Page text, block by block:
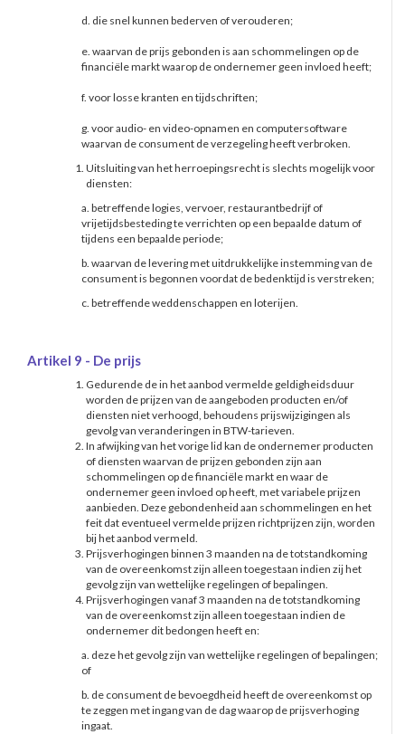
d. die snel kunnen bederven of verouderen;
e. waarvan de prijs gebonden is aan schommelingen op de
financiële markt waarop de ondernemer geen invloed heeft;
f. voor losse kranten en tijdschriften;
g. voor audio- en video-opnamen en computersoftware
waarvan de consument de verzegeling heeft verbroken.
Uitsluiting van het herroepingsrecht is slechts mogelijk voor
diensten:
a. betreffende logies, vervoer, restaurantbedrijf of
vrijetijdsbesteding te verrichten op een bepaalde datum of
tijdens een bepaalde periode;
b. waarvan de levering met uitdrukkelijke instemming van de
consument is begonnen voordat de bedenktijd is verstreken;
c. betreffende weddenschappen en loterijen.
Artikel 9 - De prijs
Gedurende de in het aanbod vermelde geldigheidsduur
worden de prijzen van de aangeboden producten en/of
diensten niet verhoogd, behoudens prijswijzigingen als
gevolg van veranderingen in BTW-tarieven.
In afwijking van het vorige lid kan de ondernemer producten
of diensten waarvan de prijzen gebonden zijn aan
schommelingen op de financiële markt en waar de
ondernemer geen invloed op heeft, met variabele prijzen
aanbieden. Deze gebondenheid aan schommelingen en het
feit dat eventueel vermelde prijzen richtprijzen zijn, worden
bij het aanbod vermeld.
Prijsverhogingen binnen 3 maanden na de totstandkoming
van de overeenkomst zijn alleen toegestaan indien zij het
gevolg zijn van wettelijke regelingen of bepalingen.
Prijsverhogingen vanaf 3 maanden na de totstandkoming
van de overeenkomst zijn alleen toegestaan indien de
ondernemer dit bedongen heeft en:
a. deze het gevolg zijn van wettelijke regelingen of bepalingen;
of
b. de consument de bevoegdheid heeft de overeenkomst op
te zeggen met ingang van de dag waarop de prijsverhoging
ingaat.